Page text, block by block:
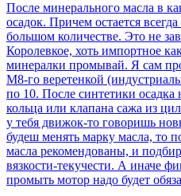
После минерального масла в
осадок. Причем остается
большом количестве. Это не
Королевкое, хоть импортное
минералки промывай. Я сам
М8-го веретенкой
по 10. После синтетики осадка
кольца или клапана сажа из
у тебя движок-то говоришь
будеш менять марку масла, то
масла рекомендованы, и
вязкости-текучести. А иначе
промыть мотор надо будет